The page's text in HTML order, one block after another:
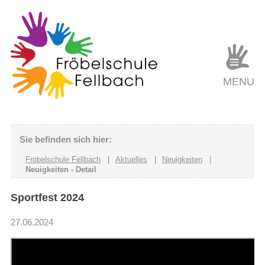
MENU
Sie befinden sich hier:
Fröbelschule Fellbach| Aktuelles Neuigkeiten|
Neuigkeiten - Detail
Sportfest 2024
27.06.2024